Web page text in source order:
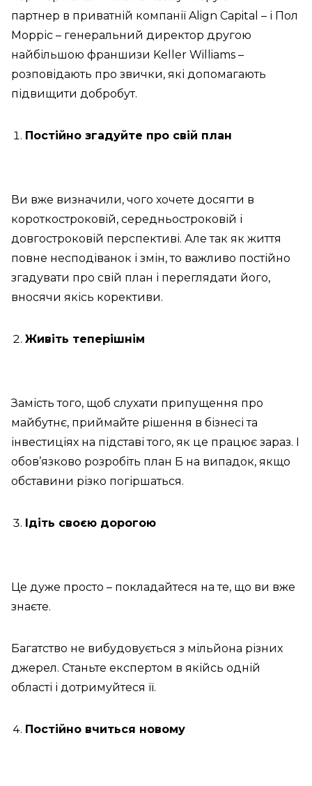
партнер в приватній компанії Align Capital – і Пол
Морріс – генеральний директор другою
найбільшою франшизи Keller Williams –
розповідають про звички, які допомагають
підвищити добробут.
Постійно згадуйте про свій план
Ви вже визначили, чого хочете досягти в
короткостроковій, середньостроковій і
довгостроковій перспективі. Але так як життя
повне несподіванок і змін, то важливо постійно
згадувати про свій план і переглядати його,
вносячи якісь корективи.
Живіть теперішнім
Замість того, щоб слухати припущення про
майбутнє, приймайте рішення в бізнесі та
інвестиціях на підставі того, як це працює зараз. І
обов’язково розробіть план Б на випадок, якщо
обставини різко погіршаться.
Ідіть своєю дорогою
Це дуже просто – покладайтеся на те, що ви вже
знаєте.
Багатство не вибудовується з мільйона різних
джерел. Станьте експертом в якійсь одній
області і дотримуйтеся її.
Постійно вчиться новому